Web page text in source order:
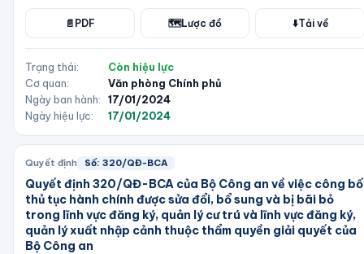
📄 PDF 🗺️Lược đồ ⬇️Tải về
Trạng thái:
Còn hiệu lực
Cơ quan:
Văn phòng Chính phủ
Ngày ban hành:
17/01/2024
Ngày hiệu lực:
17/01/2024
Quyết định Số: 320/QĐ-BCA
Quyết định 320/QĐ-BCA của Bộ Công an về việc công bố
thủ tục hành chính được sửa đổi, bổ sung và bị bãi bỏ
trong lĩnh vực đăng ký, quản lý cư trú và lĩnh vực đăng ký,
quản lý xuất nhập cảnh thuộc thẩm quyền giải quyết của
Bộ Công an